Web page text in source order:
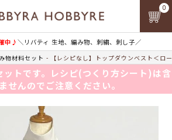
中♪＼リバティ 生地、編み物、刺繍、刺し子／
0
物材料セット 【レシピなし】トップダウンベスト＜ロ
ットです。レシピ(つくり方シート)は含
せんのでご注意ください。